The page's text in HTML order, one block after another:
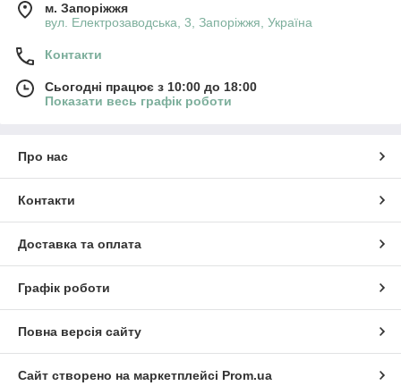
м. Запоріжжя
вул. Електрозаводська, 3, Запоріжжя, Україна
Контакти
Сьогодні працює з 10:00 до 18:00
Показати весь графік роботи
Про нас
Контакти
Доставка та оплата
Графік роботи
Повна версія сайту
Сайт створено на маркетплейсі Prom.ua